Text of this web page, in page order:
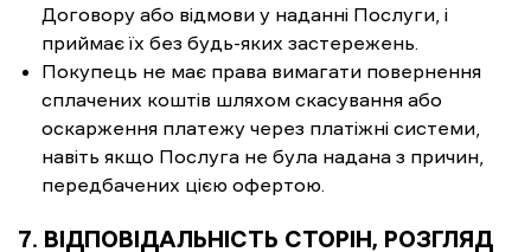
Договору або відмови у наданні Послуги, і
приймає їх без будь-яких застережень.
Покупець не має права вимагати повернення
сплачених коштів шляхом скасування або
оскарження платежу через платіжні системи,
навіть якщо Послуга не була надана з причин,
передбачених цією офертою.
7. ВІДПОВІДАЛЬНІСТЬ СТОРІН, РОЗГЛЯД